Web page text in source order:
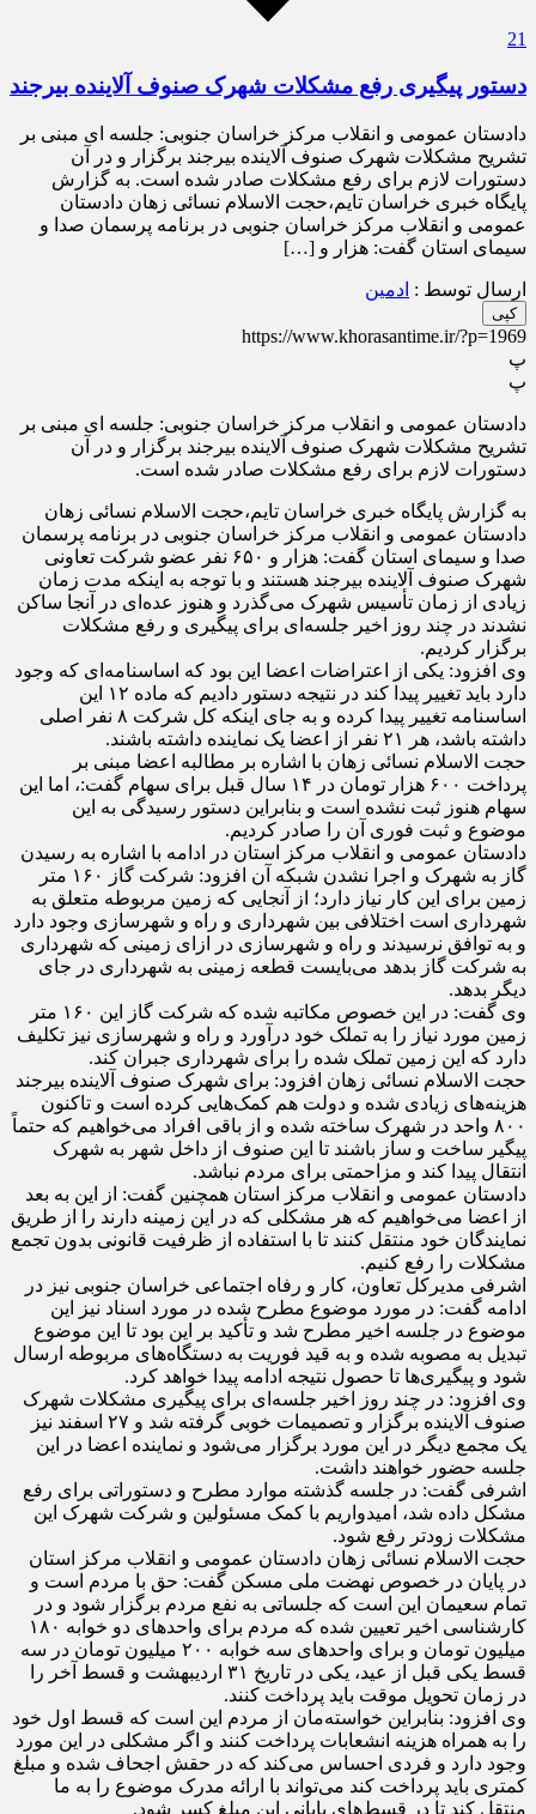
21
دستور پیگیری رفع مشکلات شهرک صنوف آلاینده بیرجند
دادستان عمومی و انقلاب مرکز خراسان جنوبی: جلسه ای مبنی بر
تشریح مشکلات شهرک صنوف آلاینده بیرجند برگزار و در آن
دستورات لازم برای رفع مشکلات صادر شده است. به گزارش
پایگاه خبری خراسان تایم،حجت الاسلام نسائی زهان دادستان
عمومی و انقلاب مرکز خراسان جنوبی در برنامه پرسمان صدا و
سیمای استان گفت: هزار و […]
ارسال توسط : ادمین
کپی
https://www.khorasantime.ir/?p=1969
پ
پ
دادستان عمومی و انقلاب مرکز خراسان جنوبی: جلسه ای مبنی بر
تشریح مشکلات شهرک صنوف آلاینده بیرجند برگزار و در آن
دستورات لازم برای رفع مشکلات صادر شده است.
به گزارش پایگاه خبری خراسان تایم،حجت الاسلام نسائی زهان
دادستان عمومی و انقلاب مرکز خراسان جنوبی در برنامه پرسمان
صدا و سیمای استان گفت: هزار و ۶۵۰ نفر عضو شرکت تعاونی
شهرک صنوف آلاینده بیرجند هستند و با توجه به اینکه مدت زمان
زیادی از زمان تأسیس شهرک می‌گذرد و هنوز عده‌ای در آنجا ساکن
نشدند در چند روز اخیر جلسه‌ای برای پیگیری و رفع مشکلات
برگزار کردیم.
وی افزود: یکی از اعتراضات اعضا این بود که اساسنامه‌ای که وجود
دارد باید تغییر پیدا کند در نتیجه دستور دادیم که ماده ۱۲ این
اساسنامه تغییر پیدا کرده و به جای اینکه کل شرکت ۸ نفر اصلی
داشته باشد، هر ۲۱ نفر از اعضا یک نماینده داشته باشند.
حجت الاسلام نسائی زهان با اشاره بر مطالبه اعضا مبنی بر
پرداخت ۶۰۰ هزار تومان در ۱۴ سال قبل برای سهام گفت:، اما این
سهام هنوز ثبت نشده است و بنابراین دستور رسیدگی به این
موضوع و ثبت فوری آن را صادر کردیم.
دادستان عمومی و انقلاب مرکز استان در ادامه با اشاره به رسیدن
گاز به شهرک و اجرا نشدن شبکه آن افزود: شرکت گاز ۱۶۰ متر
زمین برای این کار نیاز دارد؛ از آنجایی که زمین مربوطه متعلق به
شهرداری است اختلافی بین شهرداری و راه و شهرسازی وجود دارد
و به توافق نرسیدند و راه و شهرسازی در ازای زمینی که شهرداری
به شرکت گاز بدهد می‌بایست قطعه زمینی به شهرداری در جای
دیگر بدهد.
وی گفت: در این خصوص مکاتبه شده که شرکت گاز این ۱۶۰ متر
زمین مورد نیاز را به تملک خود درآورد و راه و شهرسازی نیز تکلیف
دارد که این زمین تملک شده را برای شهرداری جبران کند.
حجت الاسلام نسائی زهان افزود: برای شهرک صنوف آلاینده بیرجند
هزینه‌های زیادی شده و دولت هم کمک‌هایی کرده است و تاکنون
۸۰۰ واحد در شهرک ساخته شده و از باقی افراد می‌خواهیم که حتماً
پیگیر ساخت و ساز باشند تا این صنوف از داخل شهر به شهرک
انتقال پیدا کند و مزاحمتی برای مردم نباشد.
دادستان عمومی و انقلاب مرکز استان همچنین گفت: از این به بعد
از اعضا می‌خواهیم که هر مشکلی که در این زمینه دارند را از طریق
نمایندگان خود منتقل کنند تا با استفاده از ظرفیت قانونی بدون تجمع
مشکلات را رفع کنیم.
اشرفی مدیرکل تعاون، کار و رفاه اجتماعی خراسان جنوبی نیز در
ادامه گفت: در مورد موضوع مطرح شده در مورد اسناد نیز این
موضوع در جلسه اخیر مطرح شد و تأکید بر این بود تا این موضوع
تبدیل به مصوبه شده و به قید فوریت به دستگاه‌های مربوطه ارسال
شود و پیگیری‌ها تا حصول نتیجه ادامه پیدا خواهد کرد.
وی افزود: در چند روز اخیر جلسه‌ای برای پیگیری مشکلات شهرک
صنوف آلاینده برگزار و تصمیمات خوبی گرفته شد و ۲۷ اسفند نیز
یک مجمع دیگر در این مورد برگزار می‌شود و نماینده اعضا در این
جلسه حضور خواهند داشت.
اشرفی گفت: در جلسه گذشته موارد مطرح و دستوراتی برای رفع
مشکل داده شد، امیدواریم با کمک مسئولین و شرکت شهرک این
مشکلات زودتر رفع شود.
حجت الاسلام نسائی زهان دادستان عمومی و انقلاب مرکز استان
در پایان در خصوص نهضت ملی مسکن گفت: حق با مردم است و
تمام سعیمان این است که جلساتی به نفع مردم برگزار شود و در
کارشناسی اخیر تعیین شده که مردم برای واحد‌های دو خوابه ۱۸۰
میلیون تومان و برای واحد‌های سه خوابه ۲۰۰ میلیون تومان در سه
قسط یکی قبل از عید، یکی در تاریخ ۳۱ اردیبهشت و قسط آخر را
در زمان تحویل موقت باید پرداخت کنند.
وی افزود: بنابراین خواسته‌مان از مردم این است که قسط اول خود
را به همراه هزینه انشعابات پرداخت کنند و اگر مشکلی در این مورد
وجود دارد و فردی احساس می‌کند که در حقش اجحاف شده و مبلغ
کمتری باید پرداخت کند می‌تواند با ارائه مدرک موضوع را به ما
منتقل کند تا در قسط‌های پایانی این مبلغ کسر شود.